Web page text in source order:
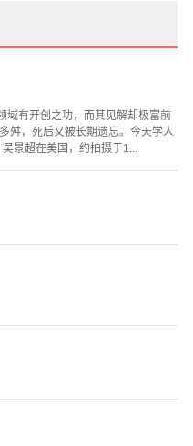
有开创之功，而其见解却极富前
舛，死后又被长期遗忘。今天学人
景超在美国，约拍摄于1...